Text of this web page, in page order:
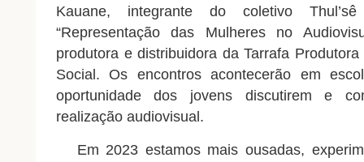
Kauane, integrante do coletivo
“Representação das Mulheres no
produtora e distribuidora da Tarrafa
Social. Os encontros acontecerão em
oportunidade dos jovens discutirem e
realização audiovisual.
Em 2023 estamos mais ousadas,